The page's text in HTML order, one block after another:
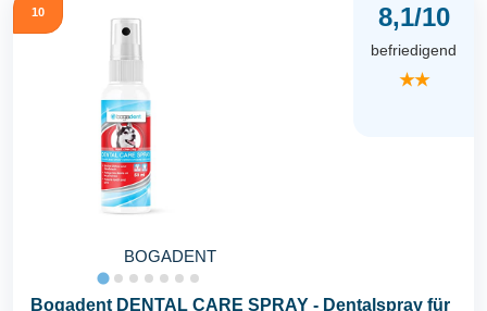
10
BOGADENT
8,1/10
befriedigend
★★
Bogadent DENTAL CARE SPRAY - Dentalspray für